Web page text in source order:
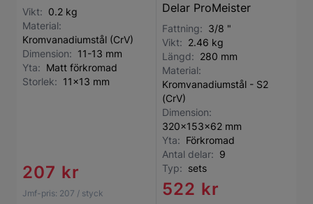
Vikt: 0.2 kg
Material:
Kromvanadiumstål (CrV)
Dimension: 11-13 mm
Yta: Matt förkromad
Storlek: 11x13 mm
207 kr
Jmf-pris: 207 / styck
Delar ProMeister
Fattning: 3/8 "
Vikt: 2.46 kg
Längd: 280 mm
Material:
Kromvanadiumstål - S2
(CrV)
Dimension:
320x153x62 mm
Yta: Förkromad
Antal delar: 9
Typ: sets
522 kr